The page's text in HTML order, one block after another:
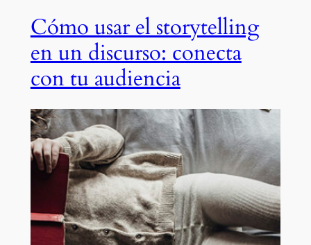
Cómo usar el storytelling
en un discurso: conecta
con tu audiencia